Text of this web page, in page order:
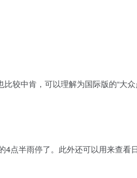
较中肯，可以理解为国际版的“大众
点半雨停了。此外还可以用来查看